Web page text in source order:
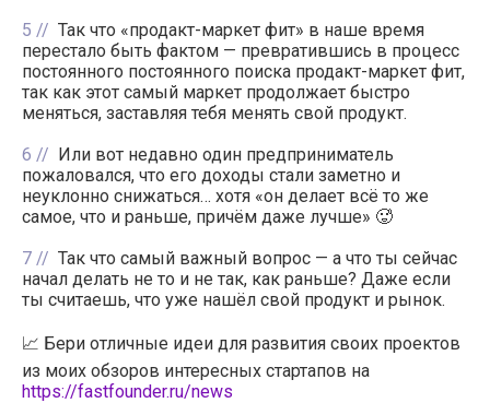
5
Так что «продакт-маркет фит» в наше время
перестало быть фактом — превратившись в процесс
постоянного постоянного поиска продакт-маркет фит,
так как этот самый маркет продолжает быстро
меняться, заставляя тебя менять свой продукт.
6
Или вот недавно один предприниматель
пожаловался, что его доходы стали заметно и
неуклонно снижаться… хотя «он делает всё то же
самое, что и раньше, причём даже лучше» 🥵
7
Так что самый важный вопрос — а что ты сейчас
начал делать не то и не так, как раньше? Даже если
ты считаешь, что уже нашёл свой продукт и рынок.
📈 Бери отличные идеи для развития своих проектов
из моих обзоров интересных стартапов на
https://fastfounder.ru/news